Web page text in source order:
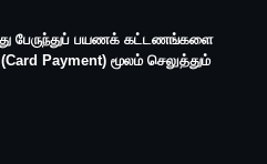
பேருந்துப் பயணக் கட்டணங்களை
Payment) மூலம் செலுத்தும்